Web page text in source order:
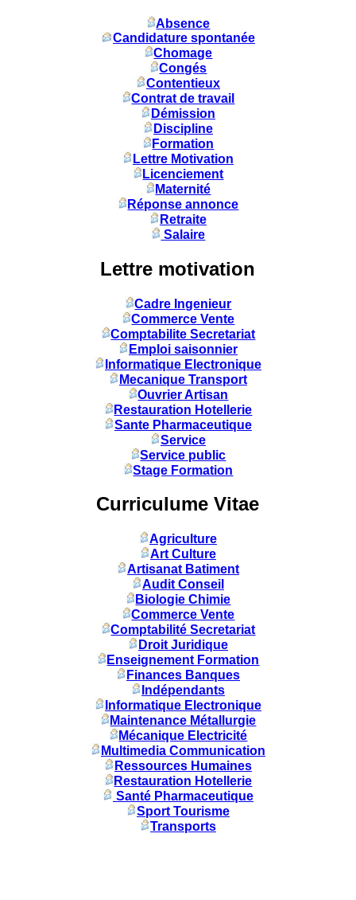
Absence
Candidature spontanée
Chomage
Congés
Contentieux
Contrat de travail
Démission
Discipline
Formation
Lettre Motivation
Licenciement
Maternité
Réponse annonce
Retraite
Salaire
Lettre motivation
Cadre Ingenieur
Commerce Vente
Comptabilite Secretariat
Emploi saisonnier
Informatique Electronique
Mecanique Transport
Ouvrier Artisan
Restauration Hotellerie
Sante Pharmaceutique
Service
Service public
Stage Formation
Curriculume Vitae
Agriculture
Art Culture
Artisanat Batiment
Audit Conseil
Biologie Chimie
Commerce Vente
Comptabilité Secretariat
Droit Juridique
Enseignement Formation
Finances Banques
Indépendants
Informatique Electronique
Maintenance Métallurgie
Mécanique Electricité
Multimedia Communication
Ressources Humaines
Restauration Hotellerie
Santé Pharmaceutique
Sport Tourisme
Transports